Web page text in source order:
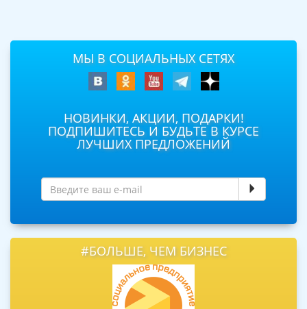
МЫ В СОЦИАЛЬНЫХ СЕТЯХ
НОВИНКИ, АКЦИИ, ПОДАРКИ!
ПОДПИШИТЕСЬ И БУДЬТЕ В КУРСЕ
ЛУЧШИХ ПРЕДЛОЖЕНИЙ
#БОЛЬШЕ, ЧЕМ БИЗНЕС